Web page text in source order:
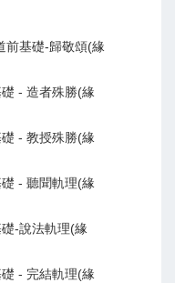
前基礎-歸敬頌(緣
- 造者殊勝(緣
- 教授殊勝(緣
- 聽聞軌理(緣
-說法軌理(緣
- 完結軌理(緣